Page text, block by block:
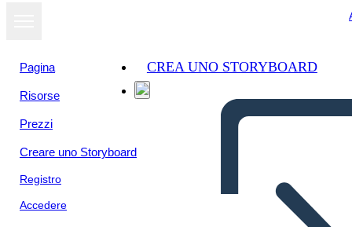
Pagina
Risorse
Prezzi
Creare uno Storyboard
Registro
Accedere
CREA UNO STORYBOARD